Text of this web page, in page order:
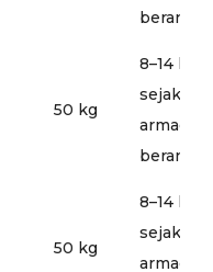
50 kg
8–14 hari
sejak
armada
50 kg
8–14 hari
sejak
armada